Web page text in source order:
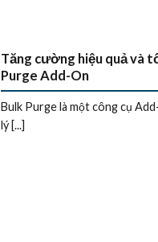
Tăng cường hiệu quả và
Purge Add-On
Bulk Purge là một công cụ
lý [...]